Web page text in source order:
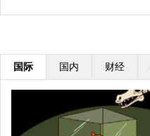
国际 国内 财经